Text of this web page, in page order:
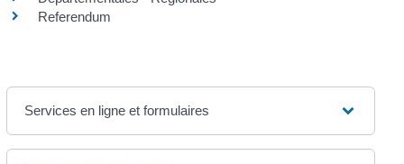
Referendum
Services en ligne et formulaires